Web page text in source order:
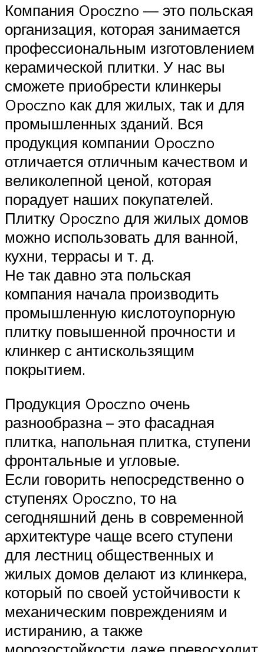
Компания Opoczno — это польская
организация, которая занимается
профессиональным изготовлением
керамической плитки. У нас вы
сможете приобрести клинкеры
Opoczno как для жилых, так и для
промышленных зданий. Вся
продукция компании Opoczno
отличается отличным качеством и
великолепной ценой, которая
порадует наших покупателей.
Плитку Opoczno для жилых домов
можно использовать для ванной,
кухни, террасы и т. д.
Не так давно эта польская
компания начала производить
промышленную кислотоупорную
плитку повышенной прочности и
клинкер с антискользящим
покрытием.
Продукция Opoczno очень
разнообразна – это фасадная
плитка, напольная плитка, ступени
фронтальные и угловые.
Если говорить непосредственно о
ступенях Opoczno, то на
сегодняшний день в современной
архитектуре чаще всего ступени
для лестниц общественных и
жилых домов делают из клинкера,
который по своей устойчивости к
механическим повреждениям и
истиранию, а также